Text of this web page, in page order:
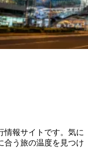
情報サイトです。気に
合う旅の温度を見つけ